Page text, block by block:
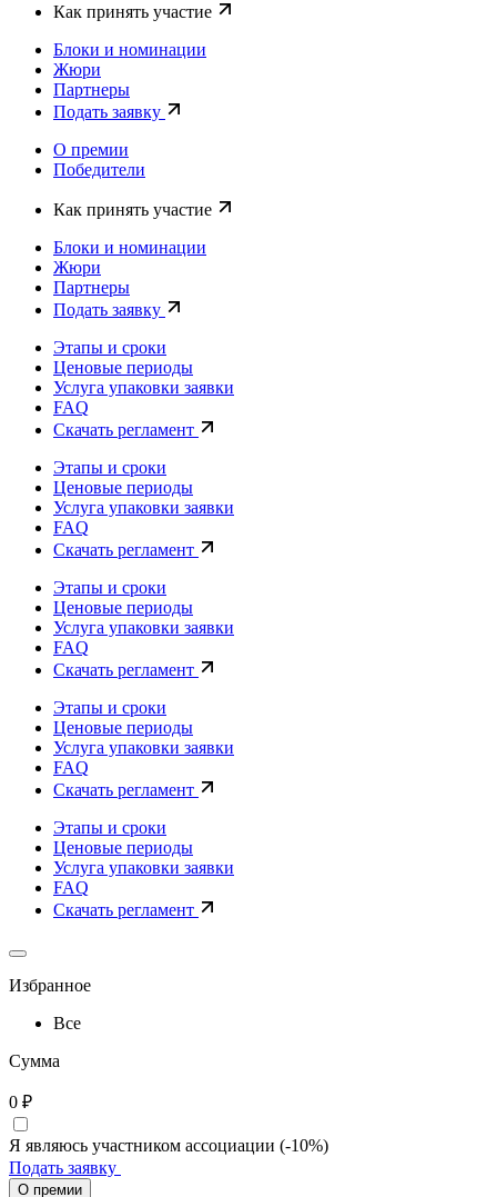
Как принять участие
Блоки и номинации
Жюри
Партнеры
Подать заявку
О премии
Победители
Как принять участие
Блоки и номинации
Жюри
Партнеры
Подать заявку
Этапы и сроки
Ценовые периоды
Услуга упаковки заявки
FAQ
Скачать регламент
Этапы и сроки
Ценовые периоды
Услуга упаковки заявки
FAQ
Скачать регламент
Этапы и сроки
Ценовые периоды
Услуга упаковки заявки
FAQ
Скачать регламент
Этапы и сроки
Ценовые периоды
Услуга упаковки заявки
FAQ
Скачать регламент
Этапы и сроки
Ценовые периоды
Услуга упаковки заявки
FAQ
Скачать регламент
Избранное
Все
Сумма
0 ₽
Я являюсь участником ассоциации (-10%)
Подать заявку
О премии